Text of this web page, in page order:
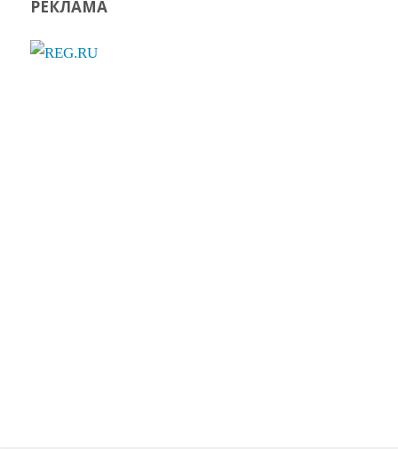
РЕКЛАМА